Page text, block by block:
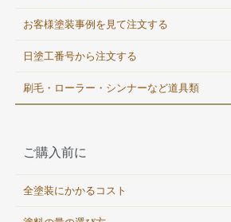
お客様塗装事例を見て注文する
日塗工番号から注文する
刷毛・ローラー・シンナーなど道具類
ご購入前に
全塗装にかかるコスト